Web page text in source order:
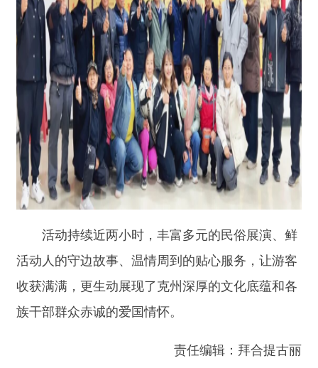
活动人的守边故事、温情周到的贴心服务，让游客
收获满满，更生动展现了克州深厚的文化底蕴和各
族干部群众赤诚的爱国情怀。
责任编辑：拜合提古丽
分享:
打印本页 关闭窗口
主办：新疆阿合奇县人民政府办公室
展中心
政府网站标识码：6530230001
新公网安备：65302302000001号
新ICP备16001989号
地 址：阿合奇县南大街 邮 编：843500
法律声明
电话：0908-5623856
阿合奇县网信办监督电话：0908-